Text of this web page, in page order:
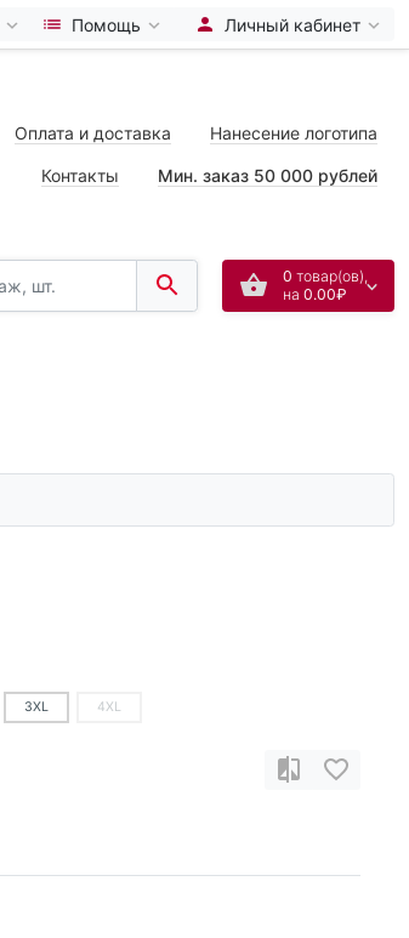
Помощь Личный кабинет
Оплата и доставка Нанесение логотипа
Контакты Мин. заказ 50 000 рублей
0 товар(ов),
на 0.00₽
3XL 4XL